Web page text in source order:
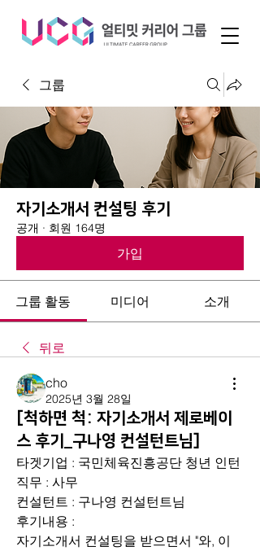
그룹
자기소개서 컨설팅 후기
공개 · 회원 164명
가입
그룹 활동 미디어 소개
뒤로
cho
2025년 3월 28일
[척하면 척: 자기소개서 제로베이
스 후기_구나영 컨설턴트님]
타겟기업 : 국민체육진흥공단 청년 인턴
직무 : 사무
컨설턴트 : 구나영 컨설턴트님
후기내용 :
자기소개서 컨설팅을 받으면서 "와, 이